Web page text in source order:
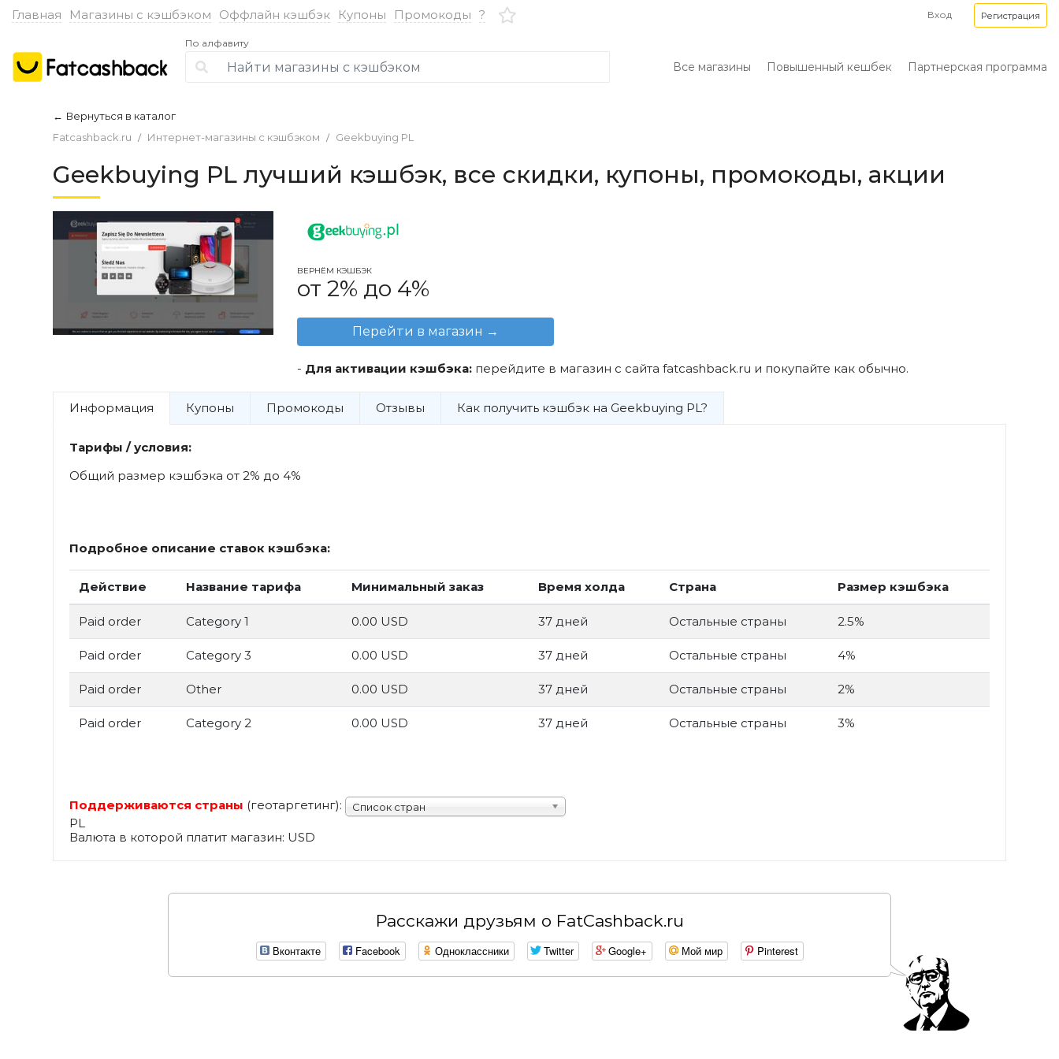
Главная Магазины с кэшбэком Оффлайн кэшбэк Купоны Промокоды ? Вход Регистрация
По алфавиту
Все магазины Повышенный кешбек Партнерская программа
← Вернуться в каталог
Fatcashback.ru
Интернет-магазины с кэшбэком Geekbuying PL
Geekbuying PL лучший кэшбэк, все скидки, купоны, промокоды, акции
ВЕРНЁМ КЭШБЭК
от 2% до 4%
Перейти в магазин →
- Для активации кэшбэка: перейдите в магазин с сайта fatcashback.ru и покупайте как обычно.
Информация Купоны Промокоды Отзывы Как получить кэшбэк на Geekbuying PL?
Тарифы / условия:
Общий размер кэшбэка от 2% до 4%
Подробное описание ставок кэшбэка:
Действие Название тарифа Минимальный заказ Время холда Страна Размер кэшбэка
Paid order Category 1 0.00 USD 37 дней Остальные страны 2.5%
Paid order Category 3 0.00 USD 37 дней Остальные страны 4%
Paid order Other 0.00 USD 37 дней Остальные страны 2%
Paid order Category 2 0.00 USD 37 дней Остальные страны 3%
Поддерживаются страны (геотаргетинг): Список стран
PL
Валюта в которой платит магазин: USD
Расскажи друзьям о FatCashback.ru
Вконтакте Facebook Одноклассники Twitter Google+ Мой мир Pinterest